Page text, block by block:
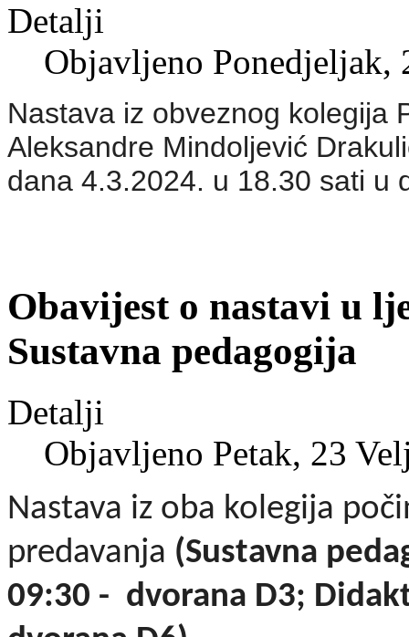
Detalji
Objavljeno Ponedjeljak,
Nastava iz obveznog kolegija
Aleksandre Mindoljević
dana 4.3.2024. u 18.30 sati u
Obavijest o nastavi u
Sustavna pedagogija
Detalji
Objavljeno Petak, 23
Nastava iz oba kolegija
predavanja (Sustavna
09:30 - dvorana D3;